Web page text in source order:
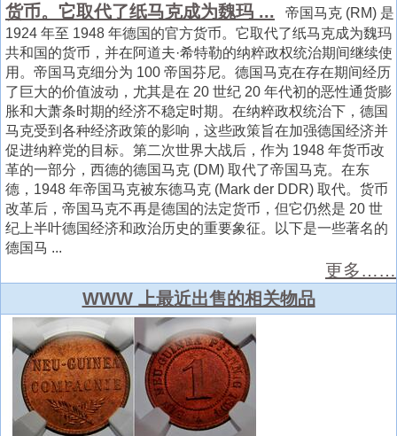
货币。它取代了纸马克成为魏玛 ... 帝国马克 (RM) 是
1924 年至 1948 年德国的官方货币。它取代了纸马克成为魏玛
共和国的货币，并在阿道夫·希特勒的纳粹政权统治期间继续使
用。帝国马克细分为 100 帝国芬尼。德国马克在存在期间经历
了巨大的价值波动，尤其是在 20 世纪 20 年代初的恶性通货膨
胀和大萧条时期的经济不稳定时期。在纳粹政权统治下，德国
马克受到各种经济政策的影响，这些政策旨在加强德国经济并
促进纳粹党的目标。第二次世界大战后，作为 1948 年货币改
革的一部分，西德的德国马克 (DM) 取代了帝国马克。在东
德，1948 年帝国马克被东德马克 (Mark der DDR) 取代。货币
改革后，帝国马克不再是德国的法定货币，但它仍然是 20 世
纪上半叶德国经济和政治历史的重要象征。以下是一些著名的
德国马 ...
更多……
WWW 上最近出售的相关物品